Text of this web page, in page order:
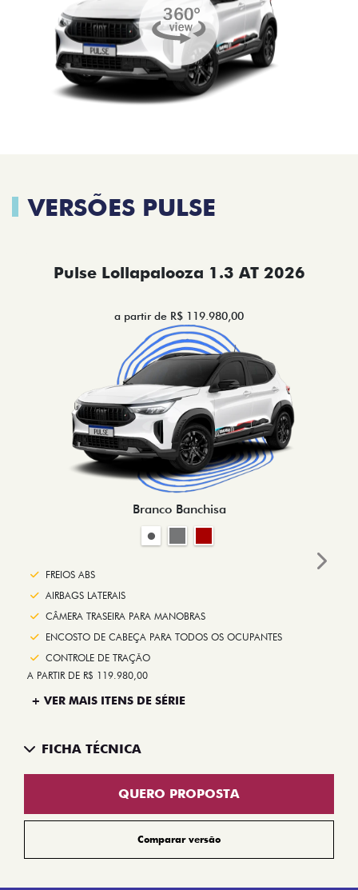
VERSÕES PULSE
Pulse Lollapalooza 1.3 AT 2026
a partir de R$ 119.980,00
Branco Banchisa
FREIOS ABS
AIRBAGS LATERAIS
CÂMERA TRASEIRA PARA MANOBRAS
ENCOSTO DE CABEÇA PARA TODOS OS OCUPANTES
CONTROLE DE TRAÇÃO
A PARTIR DE R$ 119.980,00
+ VER MAIS ITENS DE SÉRIE
FICHA TÉCNICA
QUERO PROPOSTA
Comparar versão
Next